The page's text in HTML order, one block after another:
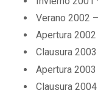
Verano 2002
Apertura
Clausura
Apertura
Clausura